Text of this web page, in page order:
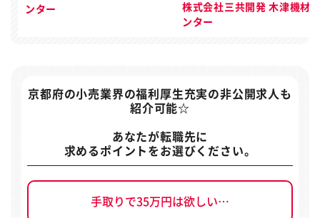
ンター
株式会社三共開発 木津機材
ンター
京都府の小売業界の福利厚生充実の非公開求人 も
紹介可能☆
あなたが転職先に
求めるポイントをお選びください。
手取りで35万円は欲しい…